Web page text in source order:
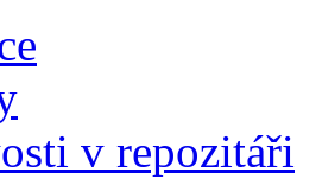
v repozitáři